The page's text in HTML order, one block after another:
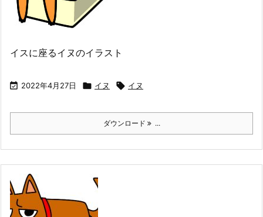
イスに座るイヌのイラスト
 2022年4月27日  イヌ  イヌ
ダウンロード ...